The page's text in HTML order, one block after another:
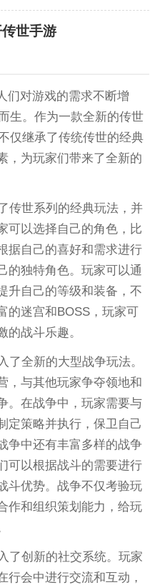
世手游
们对游戏的需求不断增
生。作为一款全新的传世
仅继承了传统传世的经典
，为玩家们带来了全新的
传世系列的经典玩法，并
可以选择自己的角色，比
据自己的喜好和需求进行
的独特角色。玩家可以通
升自己的等级和装备，不
的迷宫和BOSS，玩家可
的战斗乐趣。
了全新的大型战争玩法。
，与其他玩家争夺领地和
。在战争中，玩家需要与
定策略并执行，保卫自己
争中还有丰富多样的战争
可以根据战斗的需要进行
斗优势。战争不仅考验玩
作和组织策划能力，给玩
了创新的社交系统。玩家
行会中进行交流和互动，